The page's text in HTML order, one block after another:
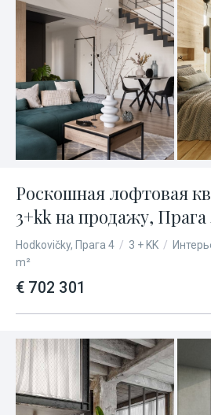
Роскошная лофтовая
3+kk на продажу, Прага
Hodkovičky, Прага 4 / 3 + KK /
m²
€ 702 301